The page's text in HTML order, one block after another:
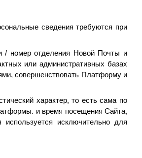
сведения требуются при
/ номер отделения Новой Почты и
или административных базах
совершенствовать Платформу и
характер, то есть сама по
и время посещения Сайта,
исключительно для